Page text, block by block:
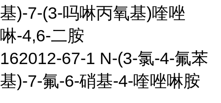
基)-7-(3-吗啉丙氧基)喹唑
啉-4,6-二胺
162012-67-1 N-(3-氯-4-氟苯
基)-7-氟-6-硝基-4-喹唑啉胺